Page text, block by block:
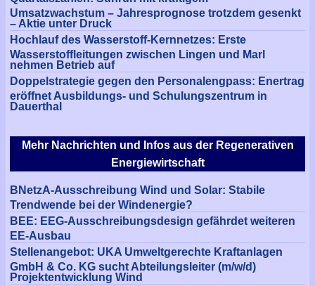
Mehr Nachrichten und Infos aus der Regenerativen
Energiewirtschaft
BNetzA-Ausschreibung Wind und Solar: Stabile
Trendwende bei der Windenergie?
BEE: EEG-Ausschreibungsdesign gefährdet weiteren
EE-Ausbau
Stellenangebot: UKA Umweltgerechte Kraftanlagen
GmbH & Co. KG sucht Abteilungsleiter (m/w/d)
Projektentwicklung Wind
Umsatzwachstum – Jahresprognose trotzdem gesenkt
– Aktie unter Druck
Hochlauf des Wasserstoff-Kernnetzes: Erste
Wasserstoffleitungen zwischen Lingen und Marl
nehmen Betrieb auf
Doppelstrategie gegen den Personalengpass: Enertrag
eröffnet Ausbildungs- und Schulungszentrum in
Dauerthal